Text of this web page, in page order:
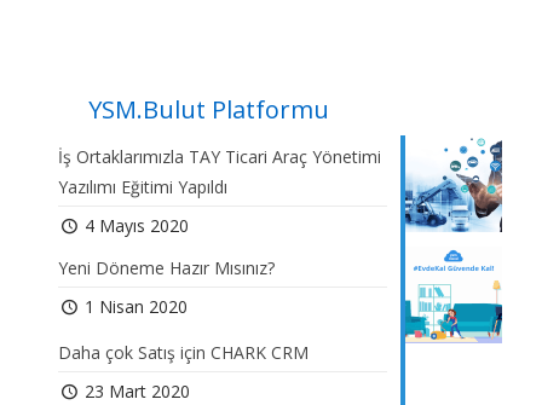
YSM.Bulut Platformu
İş Ortaklarımızla TAY Ticari Araç Yönetimi
Yazılımı Eğitimi Yapıldı
4 Mayıs 2020
Yeni Döneme Hazır Mısınız?
1 Nisan 2020
Daha çok Satış için CHARK CRM
23 Mart 2020